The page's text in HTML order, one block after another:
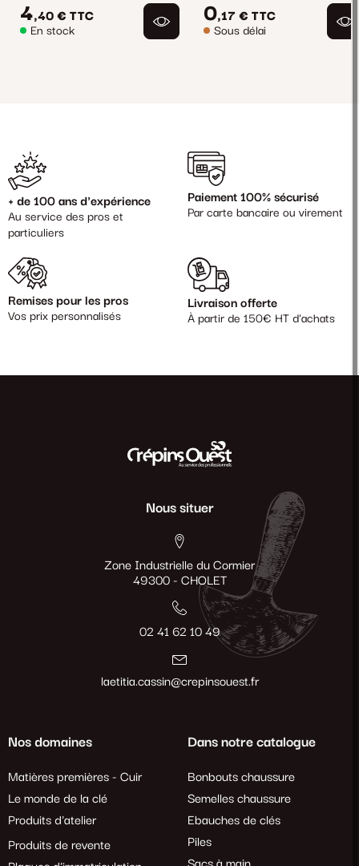
4,40 € TTC
En stock
0,17 € TTC
Sous délai
+ de 100 ans d'expérience
Au service des pros et
particuliers
Paiement 100% sécurisé
Par carte bancaire ou virement
Remises pour les pros
Vos prix personnalisés
Livraison offerte
À partir de 150€ HT d'achats
Nous situer
Zone Industrielle du Cormier
49300 - CHOLET
02 41 62 10 49
laetitia.cassin@crepinsouest.fr
Nos domaines
Matières premières - Cuir
Le monde de la clé
Produits d'atelier
Produits de revente
Dans notre catalogue
Bonbouts chaussure
Semelles chaussure
Ebauches de clés
Piles